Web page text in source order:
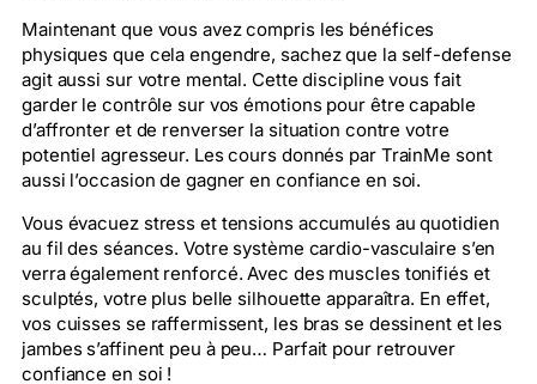
Maintenant que vous avez compris les bénéfices
physiques que cela engendre, sachez que la self-defense
agit aussi sur votre mental. Cette discipline vous fait
garder le contrôle sur vos émotions pour être capable
d’affronter et de renverser la situation contre votre
potentiel agresseur. Les cours donnés par TrainMe sont
aussi l’occasion de gagner en confiance en soi.
Vous évacuez stress et tensions accumulés au quotidien
au fil des séances. Votre système cardio-vasculaire s’en
verra également renforcé. Avec des muscles tonifiés et
sculptés, votre plus belle silhouette apparaîtra. En effet,
vos cuisses se raffermissent, les bras se dessinent et les
jambes s’affinent peu à peu… Parfait pour retrouver
confiance en soi !